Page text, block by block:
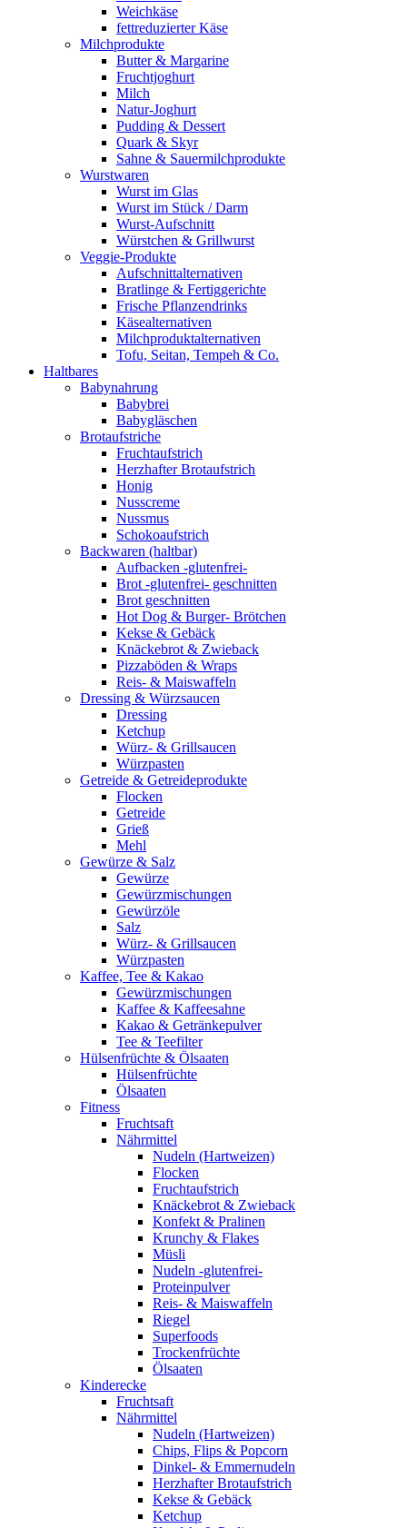
Weichkäse
fettreduzierter Käse
Milchprodukte
Butter & Margarine
Fruchtjoghurt
Milch
Natur-Joghurt
Pudding & Dessert
Quark & Skyr
Sahne & Sauermilchprodukte
Wurstwaren
Wurst im Glas
Wurst im Stück / Darm
Wurst-Aufschnitt
Würstchen & Grillwurst
Veggie-Produkte
Aufschnittalternativen
Bratlinge & Fertiggerichte
Frische Pflanzendrinks
Käsealternativen
Milchproduktalternativen
Tofu, Seitan, Tempeh & Co.
Haltbares
Babynahrung
Babybrei
Babygläschen
Brotaufstriche
Fruchtaufstrich
Herzhafter Brotaufstrich
Honig
Nusscreme
Nussmus
Schokoaufstrich
Backwaren (haltbar)
Aufbacken -glutenfrei-
Brot -glutenfrei- geschnitten
Brot geschnitten
Hot Dog & Burger- Brötchen
Kekse & Gebäck
Knäckebrot & Zwieback
Pizzaböden & Wraps
Reis- & Maiswaffeln
Dressing & Würzsaucen
Dressing
Ketchup
Würz- & Grillsaucen
Würzpasten
Getreide & Getreideprodukte
Flocken
Getreide
Grieß
Mehl
Gewürze & Salz
Gewürze
Gewürzmischungen
Gewürzöle
Salz
Würz- & Grillsaucen
Würzpasten
Kaffee, Tee & Kakao
Gewürzmischungen
Kaffee & Kaffeesahne
Kakao & Getränkepulver
Tee & Teefilter
Hülsenfrüchte & Ölsaaten
Hülsenfrüchte
Ölsaaten
Fitness
Fruchtsaft
Nährmittel
Nudeln (Hartweizen)
Flocken
Fruchtaufstrich
Knäckebrot & Zwieback
Konfekt & Pralinen
Krunchy & Flakes
Müsli
Nudeln -glutenfrei-
Proteinpulver
Reis- & Maiswaffeln
Riegel
Superfoods
Trockenfrüchte
Ölsaaten
Kinderecke
Fruchtsaft
Nährmittel
Nudeln (Hartweizen)
Chips, Flips & Popcorn
Dinkel- & Emmernudeln
Herzhafter Brotaufstrich
Kekse & Gebäck
Ketchup